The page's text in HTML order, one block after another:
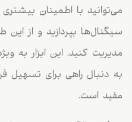
می‌توانید با اطمینان
سیگنال‌ها بپردازید و از
مدیریت کنید. این ابزار به
به دنبال راهی برای تسهیل
مفید است.